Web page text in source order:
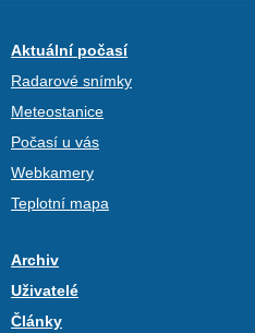
Aktuální počasí
Radarové snímky
Meteostanice
Počasí u vás
Webkamery
Teplotní mapa
Archiv
Uživatelé
Články